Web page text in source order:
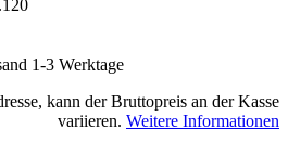
1-3 Werktage
kann der Bruttopreis an der Kasse
variieren. Weitere Informationen